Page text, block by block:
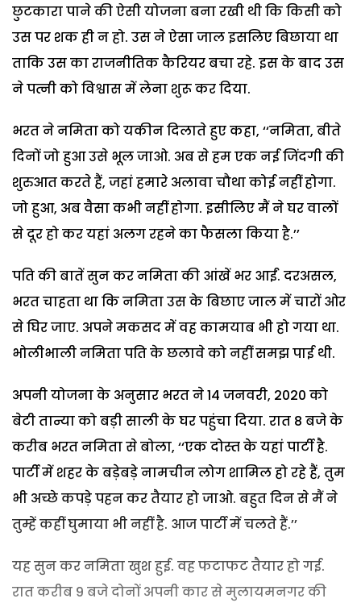
छुटकारा पाने की ऐसी योजना बना रखी थी कि किसी को
उस पर शक ही न हो. उस ने ऐसा जाल इसलिए बिछाया था
ताकि उस का राजनीतिक कैरियर बचा रहे. इस के बाद उस
ने पत्नी को विश्वास में लेना शुरू कर दिया.
भरत ने नमिता को यकीन दिलाते हुए कहा, ‘‘नमिता, बीते
दिनों जो हुआ उसे भूल जाओ. अब से हम एक नई जिंदगी की
शुरुआत करते हैं, जहां हमारे अलावा चौथा कोई नहीं होगा.
जो हुआ, अब वैसा कभी नहीं होगा. इसीलिए मैं ने घर वालों
से दूर हो कर यहां अलग रहने का फैसला किया है.’’
पति की बातें सुन कर नमिता की आंखें भर आईं. दरअसल,
भरत चाहता था कि नमिता उस के बिछाए जाल में चारों ओर
से घिर जाए. अपने मकसद में वह कामयाब भी हो गया था.
भोलीभाली नमिता पति के छलावे को नहीं समझ पाई थी.
अपनी योजना के अनुसार भरत ने 14 जनवरी, 2020 को
बेटी तान्या को बड़ी साली के घर पहुंचा दिया. रात 8 बजे के
करीब भरत नमिता से बोला, ‘‘एक दोस्त के यहां पार्टी है.
पार्टी में शहर के बड़ेबड़े नामचीन लोग शामिल हो रहे हैं, तुम
भी अच्छे कपड़े पहन कर तैयार हो जाओ. बहुत दिन से मैं ने
तुम्हें कहीं घुमाया भी नहीं है. आज पार्टी में चलते हैं.’’
यह सुन कर नमिता खुश हुई. वह फटाफट तैयार हो गई.
रात करीब 9 बजे दोनों अपनी कार से मुलायमनगर की